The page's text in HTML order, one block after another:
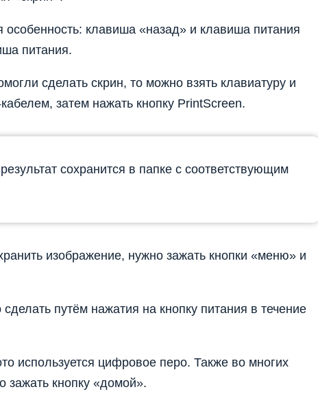
особенность: клавиша «назад» и клавиша питания
питания.
сделать скрин, то можно взять клавиатуру и
затем нажать кнопку PrintScreen.
сохранится в папке с соответствующим
изображение, нужно зажать кнопки «меню» и
путём нажатия на кнопку питания в течение
используется цифровое перо. Также во многих
зажать кнопку «домой».